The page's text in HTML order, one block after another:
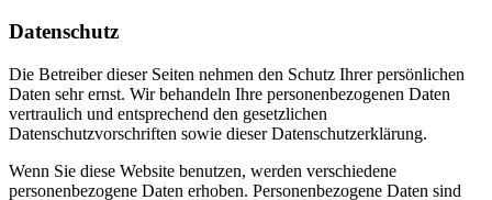
Datenschutz
Die Betreiber dieser Seiten nehmen den Schutz Ihrer persönlichen
Daten sehr ernst. Wir behandeln Ihre personenbezogenen Daten
vertraulich und entsprechend den gesetzlichen
Datenschutzvorschriften sowie dieser Datenschutzerklärung.
Wenn Sie diese Website benutzen, werden verschiedene
personenbezogene Daten erhoben. Personenbezogene Daten sind